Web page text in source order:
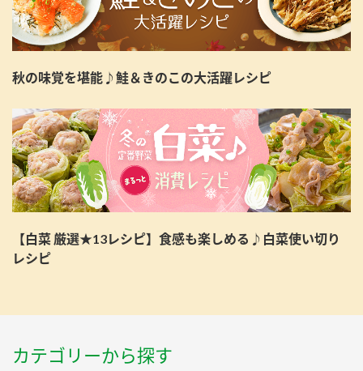
秋の味覚を堪能♪鮭＆きのこの大活躍レシピ
【白菜 厳選★13レシピ】食感も楽しめる♪白菜使い切り
レシピ
カテゴリーから探す